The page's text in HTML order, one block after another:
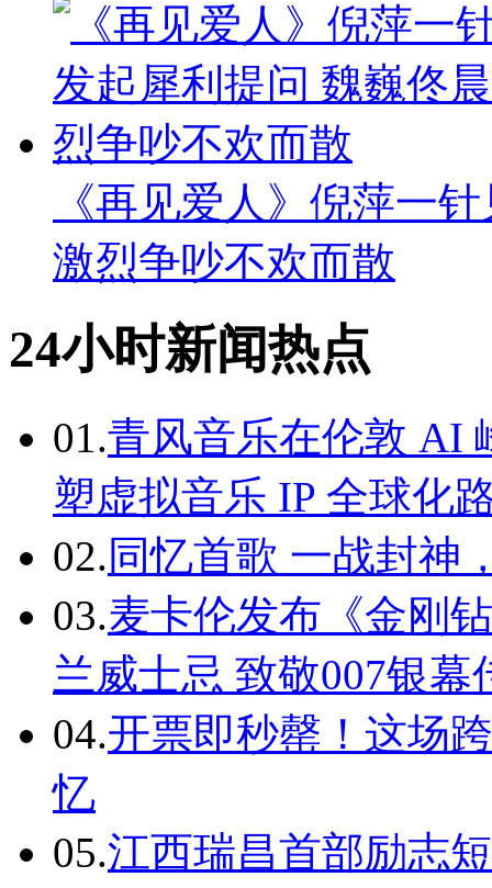
《再见爱人》倪萍一
激烈争吵不欢而散
24小时新闻热点
01.青风音乐在伦敦 AI
塑虚拟音乐 IP 全球化
02.同忆首歌 一战封神
03.麦卡伦发布《金刚
兰威士忌 致敬007银
04.开票即秒罄！这场
忆
05.江西瑞昌首部励志